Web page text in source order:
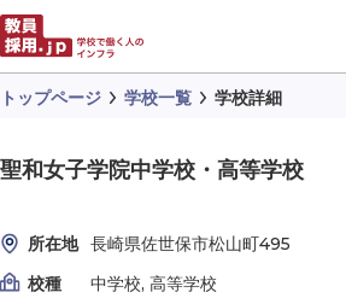
トップページ 学校一覧 学校詳細
聖和女子学院中学校・高等学校
所在地 長崎県佐世保市松山町495
校種
中学校, 高等学校